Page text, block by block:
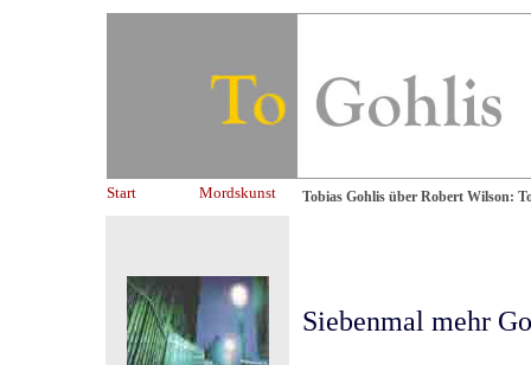
Start Mordskunst Tobias Gohlis über Robert Wilson:
Siebenmal mehr